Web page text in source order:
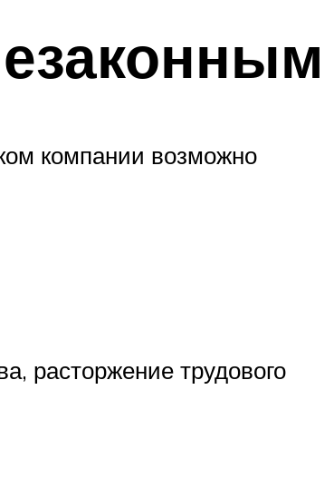
компании возможно
расторжение трудового